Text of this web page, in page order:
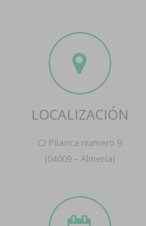
LOCALIZACIÓN
C/ Pilarica numero 9
(04009 – Almería)